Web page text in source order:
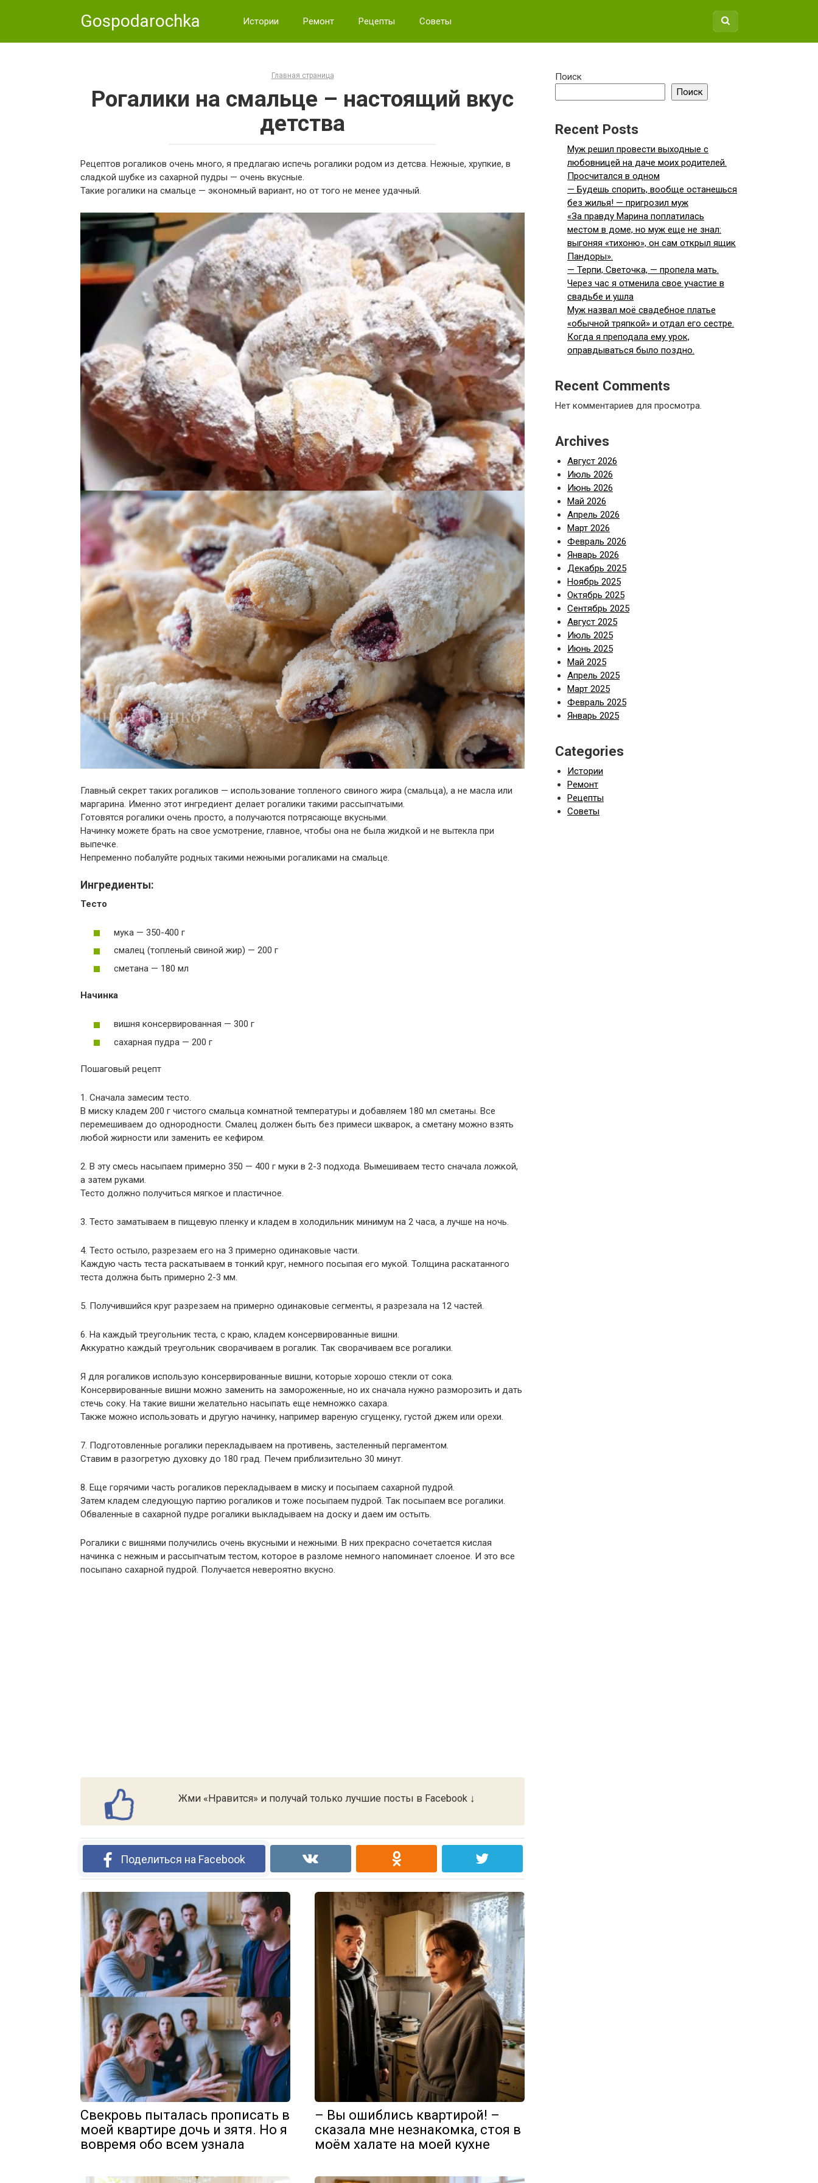
Gospodarochka Истории Ремонт Рецепты Советы
Главная страница
Рогалики на смальце – настоящий вкус
детства
Рецептов рогаликов очень много, я предлагаю испечь рогалики родом из детсва. Нежные, хрупкие, в
сладкой шубке из сахарной пудры — очень вкусные.
Такие рогалики на смальце — экономный вариант, но от того не менее удачный.
Главный секрет таких рогаликов — использование топленого свиного жира (смальца), а не масла или
маргарина. Именно этот ингредиент делает рогалики такими рассыпчатыми.
Готовятся рогалики очень просто, а получаются потрясающе вкусными.
Начинку можете брать на свое усмотрение, главное, чтобы она не была жидкой и не вытекла при
выпечке.
Непременно побалуйте родных такими нежными рогаликами на смальце.
Ингредиенты:
Тесто
мука — 350-400 г
смалец (топленый свиной жир) — 200 г
сметана — 180 мл
Начинка
вишня консервированная — 300 г
сахарная пудра — 200 г
Пошаговый рецепт
1. Сначала замесим тесто.
В миску кладем 200 г чистого смальца комнатной температуры и добавляем 180 мл сметаны. Все
перемешиваем до однородности. Смалец должен быть без примеси шкварок, а сметану можно взять
любой жирности или заменить ее кефиром.
2. В эту смесь насыпаем примерно 350 — 400 г муки в 2-3 подхода. Вымешиваем тесто сначала ложкой,
а затем руками.
Тесто должно получиться мягкое и пластичное.
3. Тесто заматываем в пищевую пленку и кладем в холодильник минимум на 2 часа, а лучше на ночь.
4. Тесто остыло, разрезаем его на 3 примерно одинаковые части.
Каждую часть теста раскатываем в тонкий круг, немного посыпая его мукой. Толщина раскатанного
теста должна быть примерно 2-3 мм.
5. Получившийся круг разрезаем на примерно одинаковые сегменты, я разрезала на 12 частей.
6. На каждый треугольник теста, с краю, кладем консервированные вишни.
Аккуратно каждый треугольник сворачиваем в рогалик. Так сворачиваем все рогалики.
Я для рогаликов использую консервированные вишни, которые хорошо стекли от сока.
Консервированные вишни можно заменить на замороженные, но их сначала нужно разморозить и дать
стечь соку. На такие вишни желательно насыпать еще немножко сахара.
Также можно использовать и другую начинку, например вареную сгущенку, густой джем или орехи.
7. Подготовленные рогалики перекладываем на противень, застеленный пергаментом.
Ставим в разогретую духовку до 180 град. Печем приблизительно 30 минут.
8. Еще горячими часть рогаликов перекладываем в миску и посыпаем сахарной пудрой.
Затем кладем следующую партию рогаликов и тоже посыпаем пудрой. Так посыпаем все рогалики.
Обваленные в сахарной пудре рогалики выкладываем на доску и даем им остыть.
Рогалики с вишнями получились очень вкусными и нежными. В них прекрасно сочетается кислая
начинка с нежным и рассыпчатым тестом, которое в разломе немного напоминает слоеное. И это все
посыпано сахарной пудрой. Получается невероятно вкусно.
Жми «Нравится» и получай только лучшие посты в Facebook ↓
Поделиться на Facebook
Свекровь пыталась прописать в
моей квартире дочь и зятя. Но я
вовремя обо всем узнала
– Вы ошиблись квартирой! –
сказала мне незнакомка, стоя в
моём халате на моей кухне
Поиск
Поиск
Recent Posts
Муж решил провести выходные с
любовницей на даче моих родителей.
Просчитался в одном
— Будешь спорить, вообще останешься
без жилья! — пригрозил муж
«За правду Марина поплатилась
местом в доме, но муж еще не знал:
выгоняя «тихоню», он сам открыл ящик
Пандоры».
— Терпи, Светочка, — пропела мать.
Через час я отменила свое участие в
свадьбе и ушла
Муж назвал моё свадебное платье
«обычной тряпкой» и отдал его сестре.
Когда я преподала ему урок,
оправдываться было поздно.
Recent Comments
Нет комментариев для просмотра.
Archives
Август 2026
Июль 2026
Июнь 2026
Май 2026
Апрель 2026
Март 2026
Февраль 2026
Январь 2026
Декабрь 2025
Ноябрь 2025
Октябрь 2025
Сентябрь 2025
Август 2025
Июль 2025
Июнь 2025
Май 2025
Апрель 2025
Март 2025
Февраль 2025
Январь 2025
Categories
Истории
Ремонт
Рецепты
Советы